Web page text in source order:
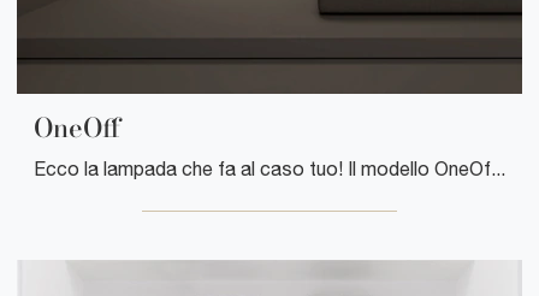
OneOff
Ecco la lampada che fa al caso tuo! Il modello OneOff è una delle nostre lampade da terra di Davide Groppi.